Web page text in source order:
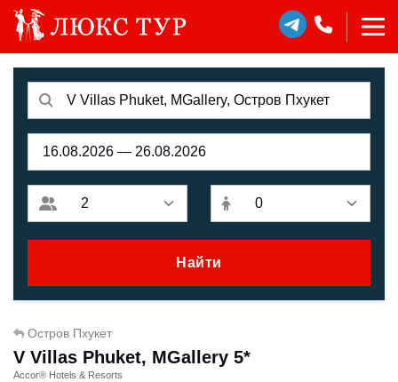
Найти
Остров Пхукет
V Villas Phuket, MGallery 5*
Accor® Hotels & Resorts